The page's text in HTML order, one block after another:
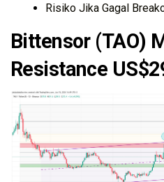
Risiko Jika Gagal
Bittensor (TAO)
Resistance